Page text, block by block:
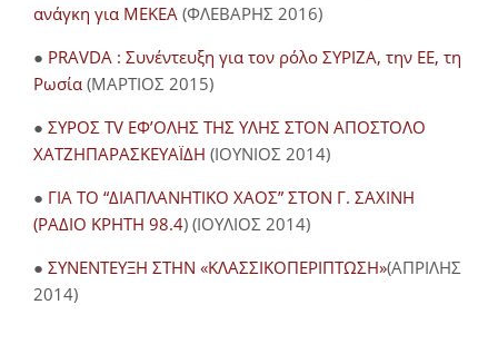
ανάγκη για ΜΕΚΕΑ (ΦΛΕΒΑΡΗΣ 2016)
● PRAVDA : Συνέντευξη για τον ρόλο ΣΥΡΙΖΑ, την ΕΕ, τη
Ρωσία (ΜΑΡΤΙΟΣ 2015)
● ΣΥΡΟΣ TV ΕΦ’ΟΛΗΣ ΤΗΣ ΥΛΗΣ ΣΤΟΝ ΑΠΟΣΤΟΛΟ
ΧΑΤΖΗΠΑΡΑΣΚΕΥΑΪΔΗ (ΙΟΥΝΙΟΣ 2014)
● ΓΙΑ ΤΟ “ΔΙΑΠΛΑΝΗΤΙΚΟ ΧΑΟΣ” ΣΤΟΝ Γ. ΣΑΧΙΝΗ
(ΡΑΔΙΟ ΚΡΗΤΗ 98.4) (ΙΟΥΛΙΟΣ 2014)
● ΣΥΝΕΝΤΕΥΞΗ ΣΤΗΝ «ΚΛΑΣΣΙΚΟΠΕΡΙΠΤΩΣΗ»(ΑΠΡΙΛΗΣ
2014)